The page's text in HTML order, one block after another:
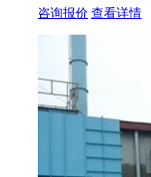
咨询报价 查看详情